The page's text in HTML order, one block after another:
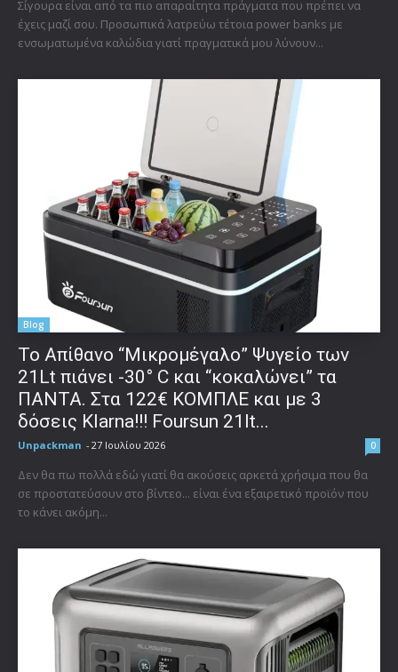
Σίγουρα είναι από τα πιο απαραίτητα πράγματα που πρέπει να
έχεις μαζί σου. Προσωπικά λατρεύω τέτοια power banks με
ενσωματωμένα καλώδια γιατί πραγματικά μου λύνουν...
Blog
Το Απίθανο “Μικρομέγαλο” Ψυγείο των
21Lt πιάνει -30° C και “κοκαλώνει” τα
ΠΑΝΤΑ. Στα 122€ ΚΟΜΠΛΕ και με 3
δόσεις Klarna!!! Foursun 21lt...
Unpackman - 27 Ιουλίου 2026 0
Δεν θα πω πολλά εδώ γιατί θα ακούσεις αρκετά χρήσιμα που θα
σε προστατεύσουν στο βίντεο... είναι ένα εξαιρετικό προϊόν που
το κάνει ακόμη...